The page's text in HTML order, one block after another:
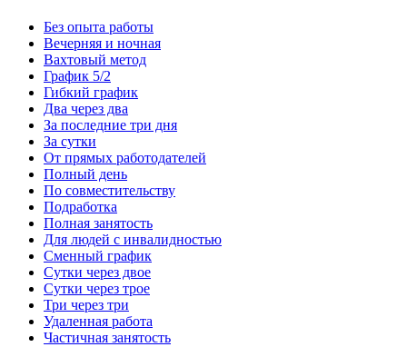
Без опыта работы
Вечерняя и ночная
Вахтовый метод
График 5/2
Гибкий график
Два через два
За последние три дня
За сутки
От прямых работодателей
Полный день
По совместительству
Подработка
Полная занятость
Для людей с инвалидностью
Сменный график
Сутки через двое
Сутки через трое
Три через три
Удаленная работа
Частичная занятость